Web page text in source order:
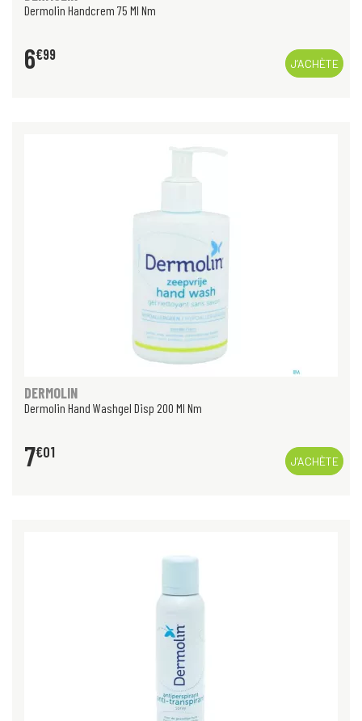
Dermolin Handcrem 75 Ml Nm
6€99
J’ACHÈTE
DERMOLIN
Dermolin Hand Washgel Disp 200 Ml Nm
7€01
J’ACHÈTE